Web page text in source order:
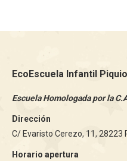
EcoEscuela Infantil Piquio
Escuela Homologada por la
Dirección
C/ Evaristo Cerezo, 11, 28223
Horario apertura